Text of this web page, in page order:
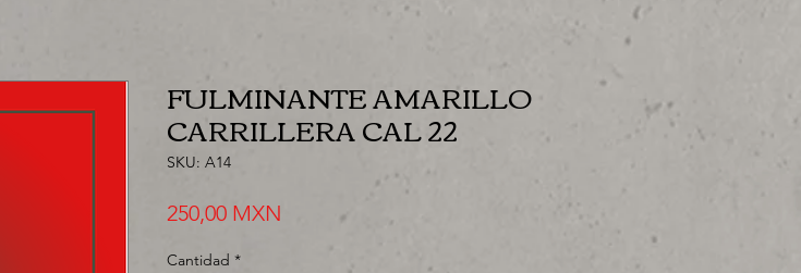
FULMINANTE AMARILLO
CARRILLERA CAL 22
SKU: A14
250,00 MXN
Cantidad *